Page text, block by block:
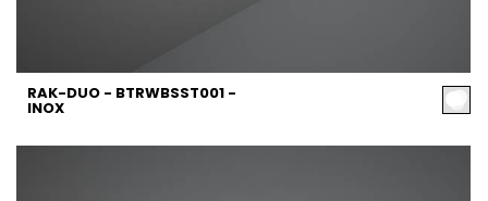
RAK-DUO - BTRWBSST001 -
INOX